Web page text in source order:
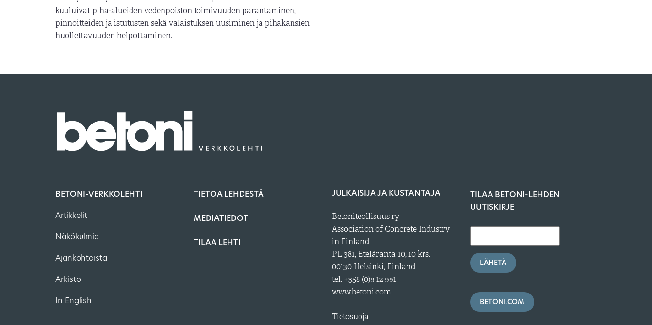
kuuluivat piha-alueiden vedenpoiston toimivuuden parantaminen,
pinnoitteiden ja istutusten sekä valaistuksen uusiminen ja pihakansien
huollettavuuden helpottaminen.
BETONI-VERKKOLEHTI
Artikkelit
Näkökulmia
Ajankohtaista
Arkisto
In English
TIETOA LEHDESTÄ
MEDIATIEDOT
TILAA LEHTI
JULKAISIJA JA KUSTANTAJA
Betoniteollisuus ry –
Association of Concrete Industry
in Finland
PL 381, Eteläranta 10, 10 krs.
00130 Helsinki, Finland
tel. +358 (0)9 12 991
www.betoni.com
Tietosuoja
TILAA BETONI-LEHDEN
UUTISKIRJE
LÄHETÄ
BETONI.COM